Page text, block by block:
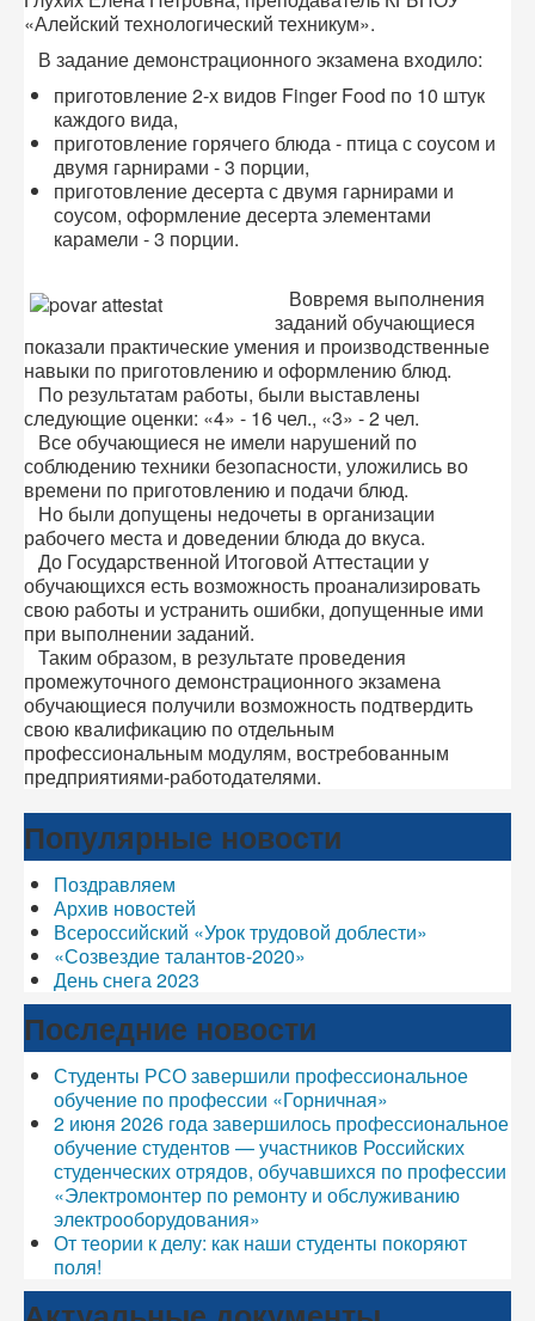
«Алейский технологический техникум».
В задание демонстрационного экзамена входило:
приготовление 2-х видов Finger Food по 10 штук
каждого вида,
приготовление горячего блюда - птица с соусом и
двумя гарнирами - 3 порции,
приготовление десерта с двумя гарнирами и
соусом, оформление десерта элементами
карамели - 3 порции.
Вовремя выполнения
заданий обучающиеся
показали практические умения и производственные
навыки по приготовлению и оформлению блюд.
По результатам работы, были выставлены
следующие оценки: «4» - 16 чел., «3» - 2 чел.
Все обучающиеся не имели нарушений по
соблюдению техники безопасности, уложились во
времени по приготовлению и подачи блюд.
Но были допущены недочеты в организации
рабочего места и доведении блюда до вкуса.
До Государственной Итоговой Аттестации у
обучающихся есть возможность проанализировать
свою работы и устранить ошибки, допущенные ими
при выполнении заданий.
Таким образом, в результате проведения
промежуточного демонстрационного экзамена
обучающиеся получили возможность подтвердить
свою квалификацию по отдельным
профессиональным модулям, востребованным
предприятиями-работодателями.
Популярные новости
Поздравляем
Архив новостей
Всероссийский «Урок трудовой доблести»
«Созвездие талантов-2020»
День снега 2023
Последние новости
Студенты РСО завершили профессиональное
обучение по профессии «Горничная»
2 июня 2026 года завершилось профессиональное
обучение студентов — участников Российских
студенческих отрядов, обучавшихся по профессии
«Электромонтер по ремонту и обслуживанию
электрооборудования»
От теории к делу: как наши студенты покоряют
поля!